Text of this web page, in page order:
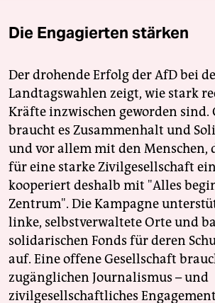
Die Engagierten stärken
Der drohende Erfolg der AfD bei
Landtagswahlen zeigt, wie stark
Kräfte inzwischen geworden sind.
braucht es Zusammenhalt und
und vor allem mit den Menschen,
für eine starke Zivilgesellschaft
kooperiert deshalb mit "Alles
Zentrum". Die Kampagne
linke, selbstverwaltete Orte und
solidarischen Fonds für deren
auf. Eine offene Gesellschaft
zugänglichen Journalismus – und
zivilgesellschaftliches